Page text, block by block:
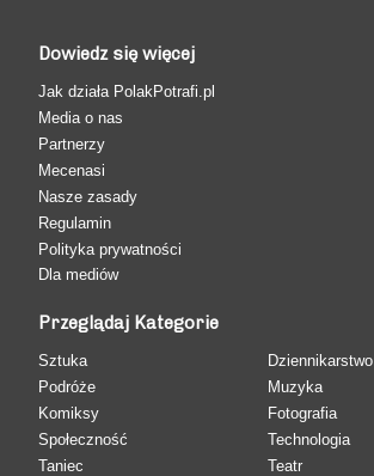
Dowiedz się więcej
Jak działa PolakPotrafi.pl
Media o nas
Partnerzy
Mecenasi
Nasze zasady
Regulamin
Polityka prywatności
Dla mediów
Przeglądaj Kategorie
Sztuka
Podróże
Komiksy
Społeczność
Taniec
Dziennikarstwo
Muzyka
Fotografia
Technologia
Teatr